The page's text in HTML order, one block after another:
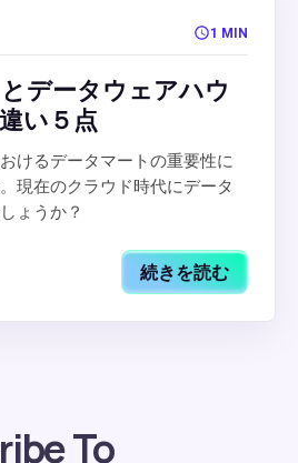
1 MIN
データウェアハウ
い５点
けるデータマートの重要性に
現在のクラウド時代にデータ
ょうか？
続きを読む
To